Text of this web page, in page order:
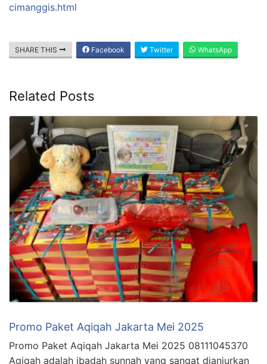
cimanggis.html
SHARE THIS Facebook Twitter WhatsApp
Related Posts
Promo Paket Aqiqah Jakarta Mei 2025
Promo Paket Aqiqah Jakarta Mei 2025 08111045370
Aqiqah adalah ibadah sunnah yang sangat dianjurkan